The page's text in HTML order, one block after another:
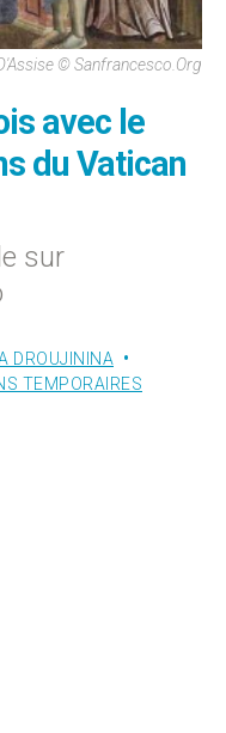
© Sanfrancesco.org
avec le
du Vatican
sur
DROUJININA
TEMPORAIRES